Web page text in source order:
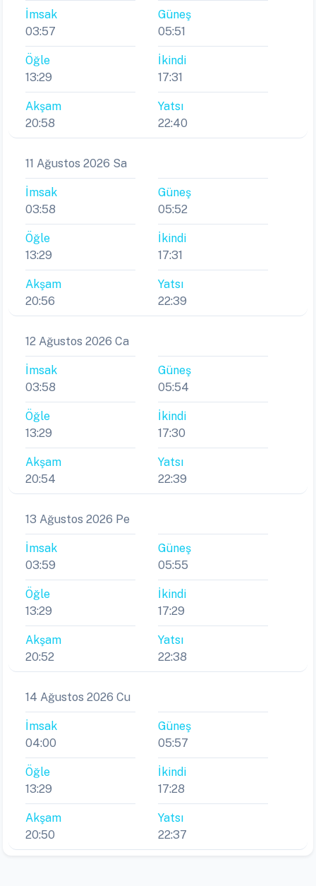
İmsak
03:57
Güneş
05:51
Öğle
13:29
İkindi
17:31
Akşam
20:58
Yatsı
22:40
11 Ağustos 2026 Sa
İmsak
03:58
Güneş
05:52
Öğle
13:29
İkindi
17:31
Akşam
20:56
Yatsı
22:39
12 Ağustos 2026 Ca
İmsak
03:58
Güneş
05:54
Öğle
13:29
İkindi
17:30
Akşam
20:54
Yatsı
22:39
13 Ağustos 2026 Pe
İmsak
03:59
Güneş
05:55
Öğle
13:29
İkindi
17:29
Akşam
20:52
Yatsı
22:38
14 Ağustos 2026 Cu
İmsak
04:00
Güneş
05:57
Öğle
13:29
İkindi
17:28
Akşam
20:50
Yatsı
22:37